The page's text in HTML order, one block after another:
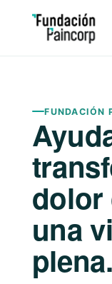
FUNDACIÓN
dolor
una
plena.